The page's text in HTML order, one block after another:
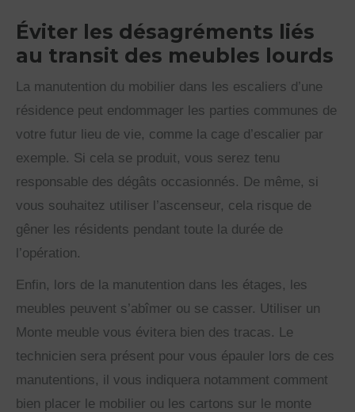
Éviter les désagréments liés
au transit des meubles lourds
La manutention du mobilier dans les escaliers d’une
résidence peut endommager les parties communes de
votre futur lieu de vie, comme la cage d’escalier par
exemple. Si cela se produit, vous serez tenu
responsable des dégâts occasionnés. De même, si
vous souhaitez utiliser l’ascenseur, cela risque de
gêner les résidents pendant toute la durée de
l’opération.
Enfin, lors de la manutention dans les étages, les
meubles peuvent s’abîmer ou se casser. Utiliser un
Monte meuble vous évitera bien des tracas. Le
technicien sera présent pour vous épauler lors de ces
manutentions, il vous indiquera notamment comment
bien placer le mobilier ou les cartons sur le monte